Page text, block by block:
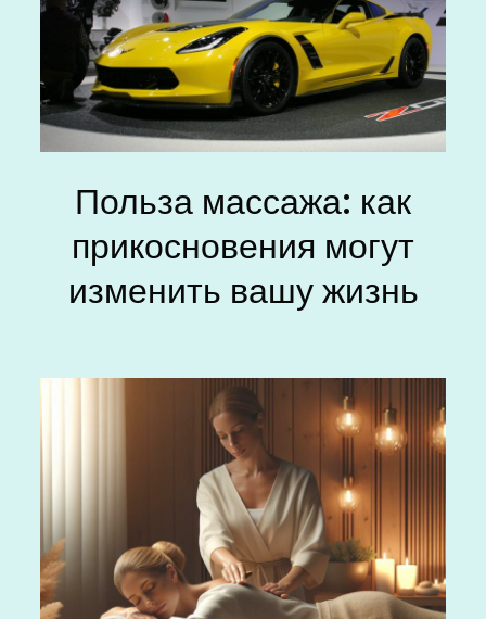
Польза массажа: как
прикосновения могут
изменить вашу жизнь